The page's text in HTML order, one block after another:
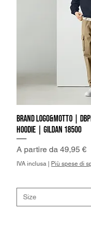
Brand Logo&Motto |
Hoodie | Gildan 18500
A partire da49,95 €
Prezzo scontato
IVA inclusa | Più spese di
Size